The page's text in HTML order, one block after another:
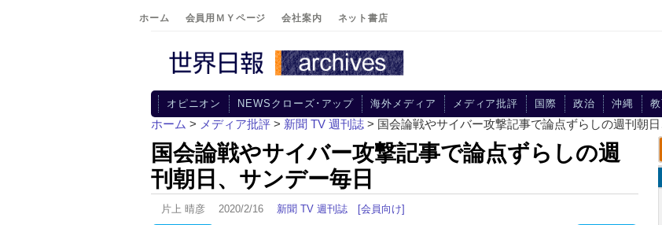
ホーム 会員用ＭＹページ 会社案内 ネット書店
オピニオン NEWSクローズ･アップ 海外メディア メディア批評 国際 政治 沖縄
ホーム > メディア批評 > 新聞 TV 週刊誌 > 国会論戦やサイバー攻撃記事で論点ずらしの週刊朝
国会論戦やサイバー攻撃記事で論点ずらしの週
刊朝日、サンデー毎日
片上 晴彦 2020/2/16 新聞 TV 週刊誌 [会員向け]